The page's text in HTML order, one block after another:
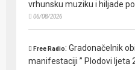
vrhunsku muziku i hiljade
06/08/2026
Free Radio:Gradonačelnik
manifestaciji ” Plodovi ljeta